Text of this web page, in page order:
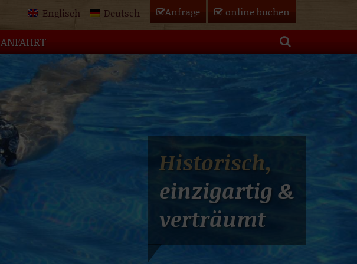
Englisch Deutsch onlinebuchen
Anfrage
ANFAHRT
Historisch,
einzigartig &
verträumt